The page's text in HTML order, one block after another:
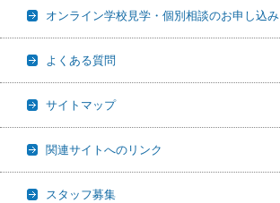
オンライン学校見学・個別相談のお申し込み
よくある質問
サイトマップ
関連サイトへのリンク
スタッフ募集